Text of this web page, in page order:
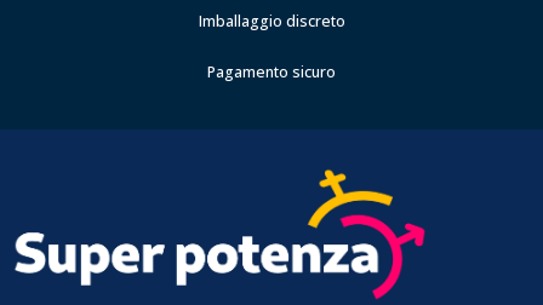
Imballaggio discreto
Pagamento sicuro